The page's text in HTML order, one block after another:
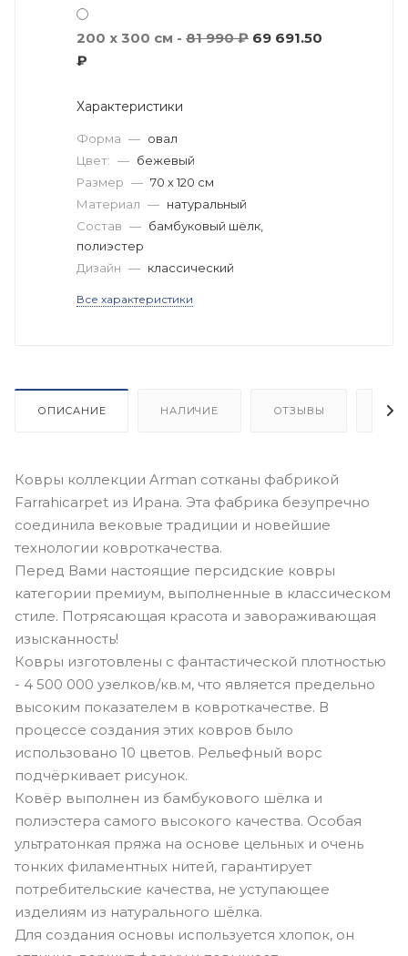
200 x 300 см - 81 990 ₽ 69 691.50
₽
Характеристики
Форма — овал
Цвет: — бежевый
Размер — 70 х 120 см
Материал — натуральный
Состав — бамбуковый шёлк,
полиэстер
Дизайн — классический
Все характеристики
ОПИСАНИЕ НАЛИЧИЕ ОТЗЫВЫ
Ковры коллекции Arman сотканы фабрикой
Farrahicarpet из Ирана. Эта фабрика безупречно
соединила вековые традиции и новейшие
технологии ковроткачества.
Перед Вами настоящие персидские ковры
категории премиум, выполненные в классическом
стиле. Потрясающая красота и завораживающая
изысканность!
Ковры изготовлены с фантастической плотностью
- 4 500 000 узелков/кв.м, что является предельно
высоким показателем в ковроткачестве. В
процессе создания этих ковров было
использовано 10 цветов. Рельефный ворс
подчёркивает рисунок.
Ковёр выполнен из бамбукового шёлка и
полиэстера самого высокого качества. Особая
ультратонкая пряжа на основе цельных и очень
тонких филаментных нитей, гарантирует
потребительские качества, не уступающее
изделиям из натурального шёлка.
Для создания основы используется хлопок, он